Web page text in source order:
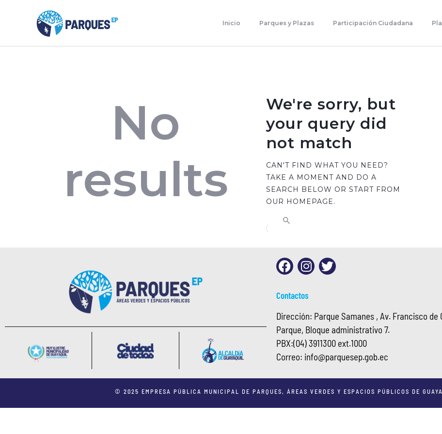
Inicio Parques y Plazas Participación Ciudadana
Parques Y Plazas
Planificación Estratégica
No
results
We're sorry, but
your query did
not match
CAN'T FIND WHAT YOU NEED?
TAKE A MOMENT AND DO A
SEARCH BELOW OR START FROM
OUR HOMEPAGE.
Contactos
Dirección: Parque Samanes , Av. Francisco de
Parque, Bloque administrativo 7.
PBX:(04) 3911300 ext.1000
Correo: info@parquesep.gob.ec
© 2025 EMPRESA PÚBLICA MUNICIPAL DE PARQUES, ÁREAS VERDES Y ESPACIOS PÚBLICOS DE